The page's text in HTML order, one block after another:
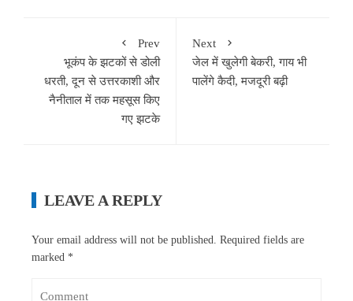
Prev
भूकंप के झटकों से डोली
धरती, दून से उत्तरकाशी और
नैनीताल में तक महसूस किए
गए झटके
Next
जेल में खुलेगी बेकरी, गाय भी
पालेंगे कैदी, मजदूरी बढ़ी
LEAVE A REPLY
Your email address will not be published. Required fields are
marked *